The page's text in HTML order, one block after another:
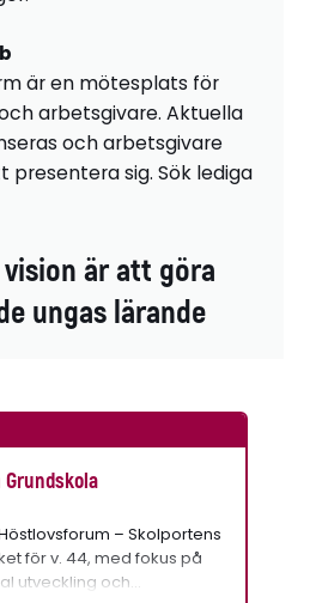
är en mötesplats för
arbetsgivare. Aktuella
och arbetsgivare
presentera sig. Sök lediga
är att göra
ungas lärande
– Skolportens
för v. 44, med fokus på
utveckling och…